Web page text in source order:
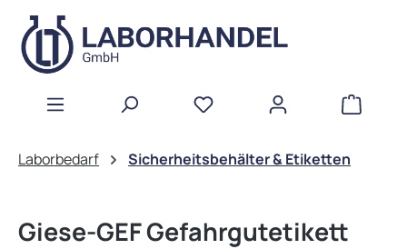
Zum Hauptinhalt springen
Laborbedarf Sicherheitsbehälter & Etiketten
Giese-GEF Gefahrgutetikett